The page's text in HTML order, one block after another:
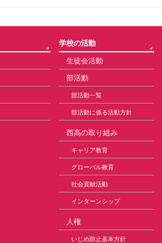
学校の活動
生徒会活動
部活動
部活動一覧
部活動に係る活動方針
西高の取り組み
キャリア教育
グローバル教育
社会貢献活動
インターンシップ
人権
いじめ防止基本方針